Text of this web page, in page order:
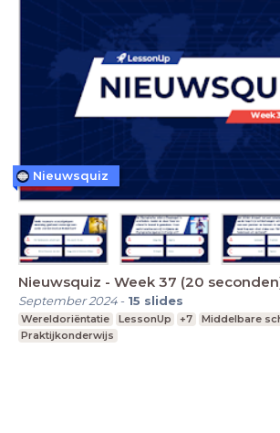
Nieuwsquiz - Week 37 (20
September 2024- 15 slides
Wereldoriëntatie LessonUp +7 Middelbare
Praktijkonderwijs
Nieuwsquiz